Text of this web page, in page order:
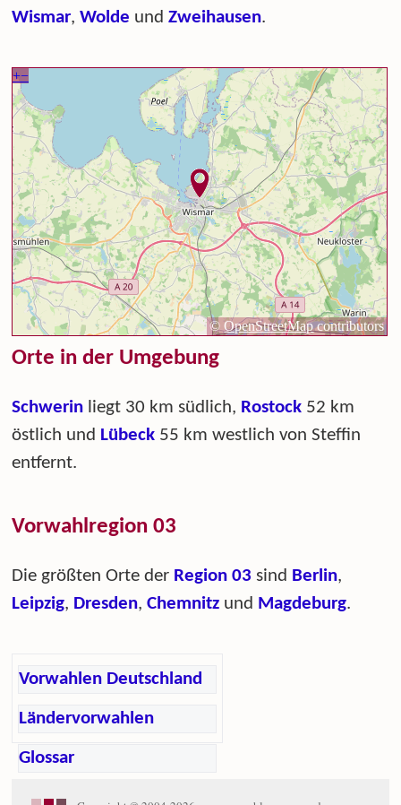
Wismar,Wolde undZweihausen.
Orte in der Umgebung
Schwerin liegt 30 km südlich, Rostock 52 km
östlich und Lübeck 55 km westlich von Steffin
entfernt.
Vorwahlregion 03
Die größten Orte der Region 03 sind Berlin,
Leipzig, Dresden,Chemnitz und Magdeburg.
Vorwahlen Deutschland
Ländervorwahlen
Glossar